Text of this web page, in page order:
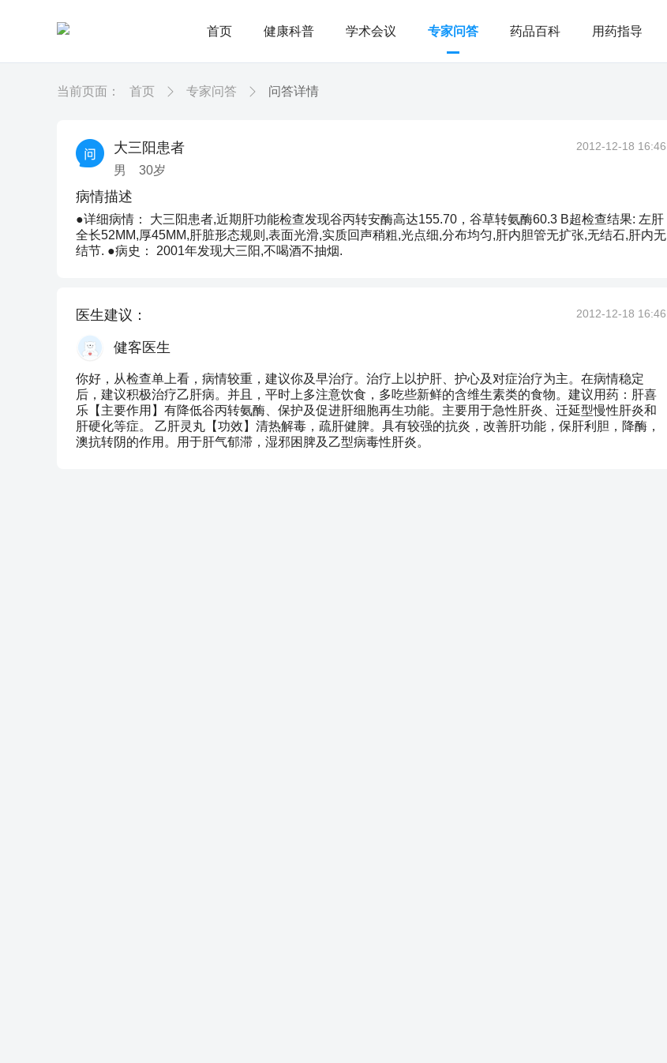
首页 健康科普 学术会议 专家问答 药品百科 用药指导
当前页面： 首页 专家问答 问答详情
大三阳患者
男 30岁
2012-12-18 16:46
病情描述
●详细病情： 大三阳患者,近期肝功能检查发现谷丙转安酶高达155.70，谷草转氨酶60.3 B超检查结果: 左肝
全长52MM,厚45MM,肝脏形态规则,表面光滑,实质回声稍粗,光点细,分布均匀,肝内胆管无扩张,无结石,肝内无
结节. ●病史： 2001年发现大三阳,不喝酒不抽烟.
医生建议： 2012-12-18 16:46
健客医生
你好，从检查单上看，病情较重，建议你及早治疗。治疗上以护肝、护心及对症治疗为主。在病情稳定
后，建议积极治疗乙肝病。并且，平时上多注意饮食，多吃些新鲜的含维生素类的食物。建议用药：肝喜
乐【主要作用】有降低谷丙转氨酶、保护及促进肝细胞再生功能。主要用于急性肝炎、迁延型慢性肝炎和
肝硬化等症。 乙肝灵丸【功效】清热解毒，疏肝健脾。具有较强的抗炎，改善肝功能，保肝利胆，降酶，
澳抗转阴的作用。用于肝气郁滞，湿邪困脾及乙型病毒性肝炎。